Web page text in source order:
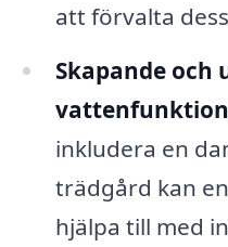
att förvalta
Skapande och
inkludera en
trädgård kan
hjälpa till med